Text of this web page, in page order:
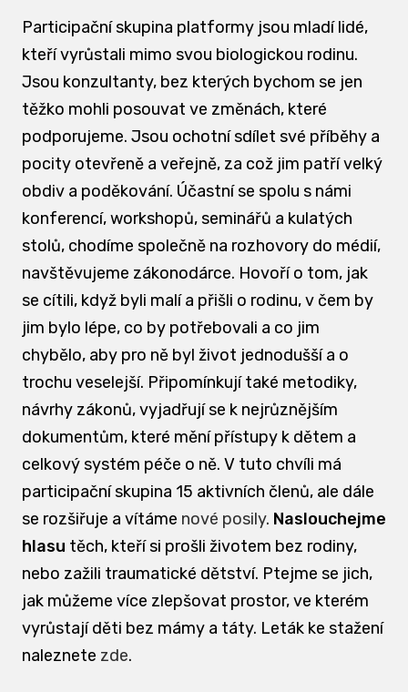
Participační skupina platformy jsou mladí lidé,
kteří vyrůstali mimo svou biologickou rodinu.
Jsou konzultanty, bez kterých bychom se jen
těžko mohli posouvat ve změnách, které
podporujeme. Jsou ochotní sdílet své příběhy a
pocity otevřeně a veřejně, za což jim patří velký
obdiv a poděkování. Účastní se spolu s námi
konferencí, workshopů, seminářů a kulatých
stolů, chodíme společně na rozhovory do médií,
navštěvujeme zákonodárce. Hovoří o tom, jak
se cítili, když byli malí a přišli o rodinu, v čem by
jim bylo lépe, co by potřebovali a co jim
chybělo, aby pro ně byl život jednodušší a o
trochu veselejší. Připomínkují také metodiky,
návrhy zákonů, vyjadřují se k nejrůznějším
dokumentům, které mění přístupy k dětem a
celkový systém péče o ně. V tuto chvíli má
participační skupina 15 aktivních členů, ale dále
se rozšiřuje a vítáme nové posily. Naslouchejme
hlasu těch, kteří si prošli životem bez rodiny,
nebo zažili traumatické dětství. Ptejme se jich,
jak můžeme více zlepšovat prostor, ve kterém
vyrůstají děti bez mámy a táty. Leták ke stažení
naleznete zde.